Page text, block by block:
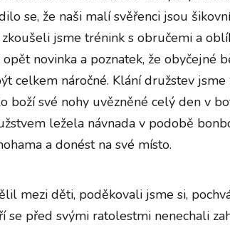
se, že naši malí svěřenci jsou
jsme trénink s obručemi a
novinka a poznatek, že obyčejné
celkem náročné. Klání družstev
boží své nohy uvězněné celý den v
ležela návnada v podobě
a donést na své místo.
mezi děti, poděkovali jsme si,
se před svými ratolestmi nenechali